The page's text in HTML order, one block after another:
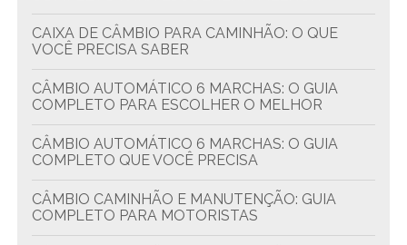
CAIXA DE CÂMBIO PARA CAMINHÃO: O QUE
VOCÊ PRECISA SABER
CÂMBIO AUTOMÁTICO 6 MARCHAS: O GUIA
COMPLETO PARA ESCOLHER O MELHOR
CÂMBIO AUTOMÁTICO 6 MARCHAS: O GUIA
COMPLETO QUE VOCÊ PRECISA
CÂMBIO CAMINHÃO E MANUTENÇÃO: GUIA
COMPLETO PARA MOTORISTAS